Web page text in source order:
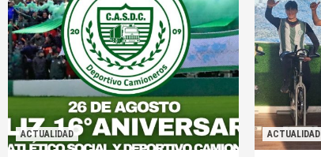
ACTUALIDAD ACTUALIDAD